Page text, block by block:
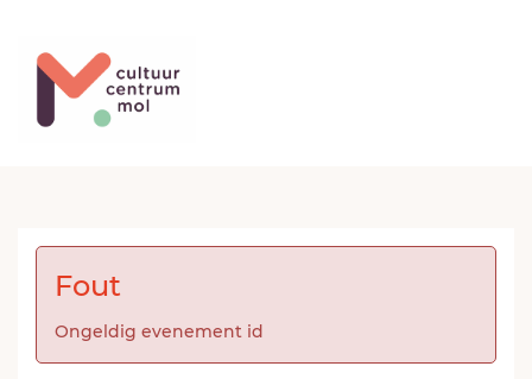
Fout
Ongeldig evenement id